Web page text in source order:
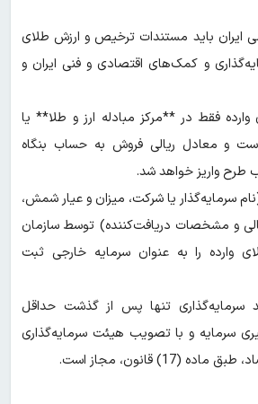
ایران باید مستندات ترخیص و ارزش طلای
و کمک‌های اقتصادی و فنی ایران و
فقط در **مرکز مبادله ارز و طلا** یا
و معادل ریالی فروش به حساب بنگاه
طرح واریز خواهد شد.
سرمایه‌گذار یا شرکت، میزان و عیار شمش،
و مشخصات دریافت‌کننده) توسط سازمان
وارده را به عنوان سرمایه خارجی ثبت
سرمایه‌گذاری تنها پس از گذشت حداقل
سرمایه و با تصویب هیئت سرمایه‌گذاری
(17) قانون، مجاز است.